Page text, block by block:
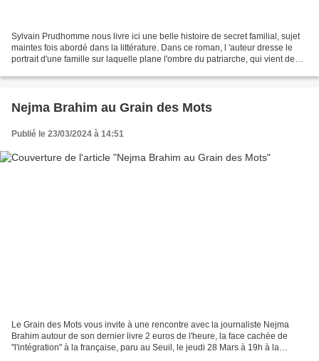
Sylvain Prudhomme nous livre ici une belle histoire de secret familial, sujet
maintes fois abordé dans la littérature. Dans ce roman, l 'auteur dresse le
portrait d'une famille sur laquelle plane l'ombre du patriarche, qui vient de
Nejma Brahim au Grain des Mots
Publié le 23/03/2024 à 14:51
Le Grain des Mots vous invite à une rencontre avec la journaliste Nejma
Brahim autour de son dernier livre 2 euros de l'heure, la face cachée de
"l'intégration" à la française, paru au Seuil, le jeudi 28 Mars à 19h à la